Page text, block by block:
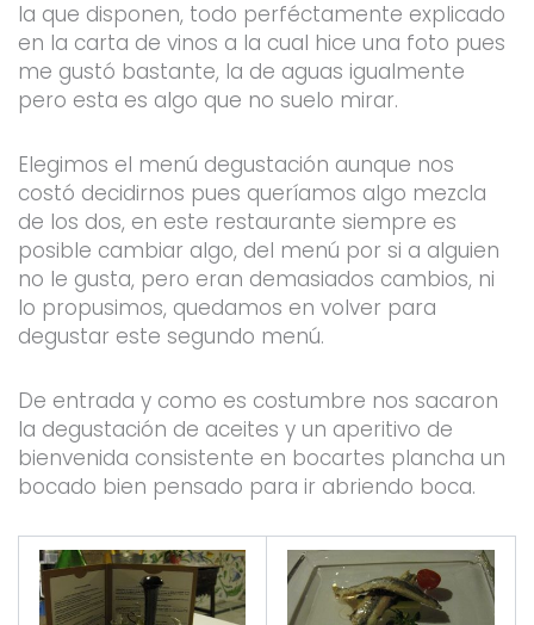
la que disponen, todo perféctamente explicado
en la carta de vinos a la cual hice una foto pues
me gustó bastante, la de aguas igualmente
pero esta es algo que no suelo mirar.
Elegimos el menú degustación aunque nos
costó decidirnos pues queríamos algo mezcla
de los dos, en este restaurante siempre es
posible cambiar algo, del menú por si a alguien
no le gusta, pero eran demasiados cambios, ni
lo propusimos, quedamos en volver para
degustar este segundo menú.
De entrada y como es costumbre nos sacaron
la degustación de aceites y un aperitivo de
bienvenida consistente en bocartes plancha un
bocado bien pensado para ir abriendo boca.